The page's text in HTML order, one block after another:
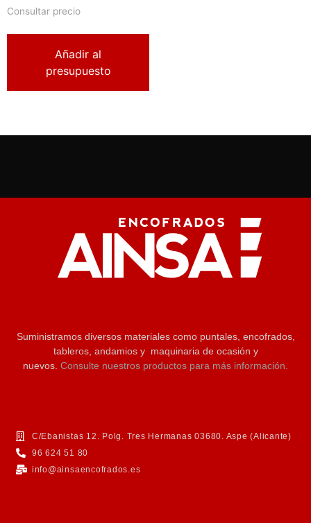
Consultar precio
Añadir al
presupuesto
Suministramos diversos materiales como puntales, encofrados,
tableros, andamios y maquinaria de ocasión y
nuevos. Consulte nuestros productos para más información.
C/Ebanistas 12. Polg. Tres Hermanas 03680. Aspe (Alicante)
96 624 51 80
info@ainsaencofrados.es